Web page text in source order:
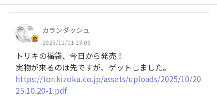
検索
カランダッシュ
2025/11/01 23:06
トリキの福袋、今日から発売！
実物が来るのは先ですが、ゲットしました。
https://torikizoku.co.jp/assets/uploads/2025/10/20
25.10.20-1.pdf